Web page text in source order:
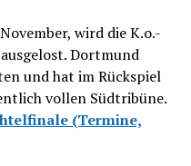
wird die K.o.-
Dortmund
und hat im Rückspiel
vollen Südtribüne.
(Termine,